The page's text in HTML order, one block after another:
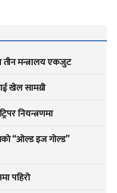
मन्त्रालय एकजुट
खेल सामग्री
नियन्त्रणमा
“ओल्ड इज गोल्ड”
पहिरो